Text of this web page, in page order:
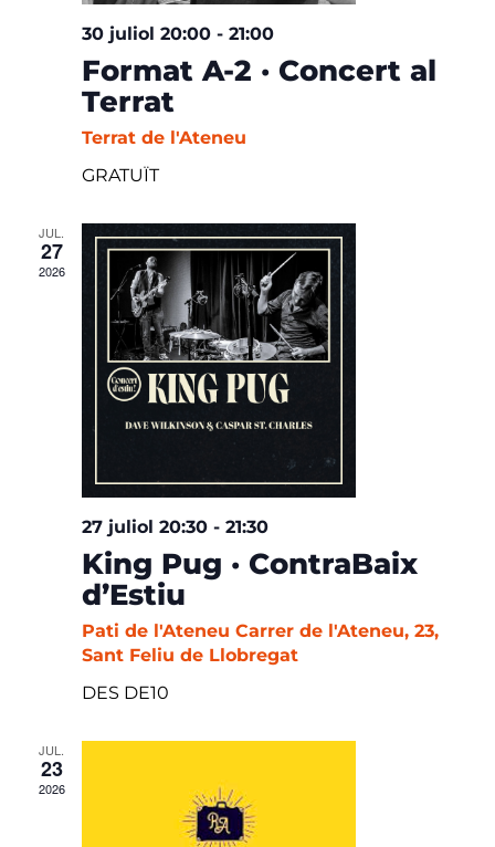
30 juliol 20:00- 21:00
Format A-2 · Concert al
Terrat
Terrat de l'Ateneu
GRATUÏT
JUL.
27
2026
27 juliol 20:30- 21:30
King Pug · ContraBaix
d’Estiu
Pati de l'Ateneu Carrer de l'Ateneu, 23,
Sant Feliu de Llobregat
DES DE10
JUL.
23
2026